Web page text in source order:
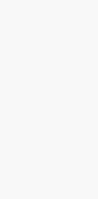
6/2026 âm lịch
nạp âm Đại Trạch
bình
Mão, Ngọ, Mùi,